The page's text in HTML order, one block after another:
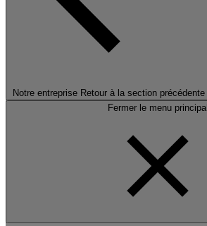
Notre entreprise Retour à la section précédente
Fermer le menu principal